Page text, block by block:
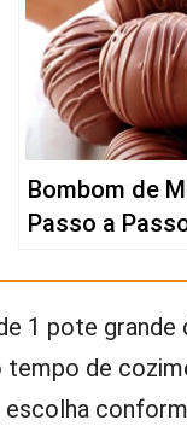
Bombom de
Passo a
1 pote
de